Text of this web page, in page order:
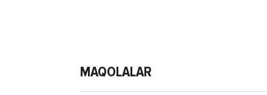
MAQOLALAR